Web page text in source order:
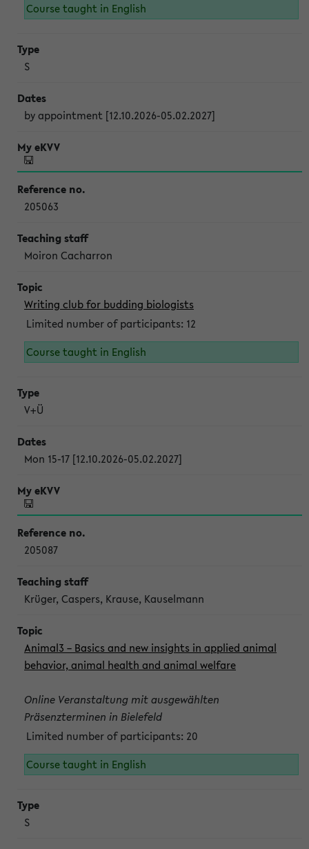
Course taught in English
S
by appointment [12.10.2026-05.02.2027]
205063
Moiron Cacharron
Writing club for budding biologists
Limited number of participants: 12
Course taught in English
V+Ü
Mon 15-17 [12.10.2026-05.02.2027]
205087
Krüger, Caspers, Krause, Kauselmann
Animal3 – Basics and new insights in applied animal
behavior, animal health and animal welfare
Online Veranstaltung mit ausgewählten
Präsenzterminen in Bielefeld
Limited number of participants: 20
Course taught in English
S